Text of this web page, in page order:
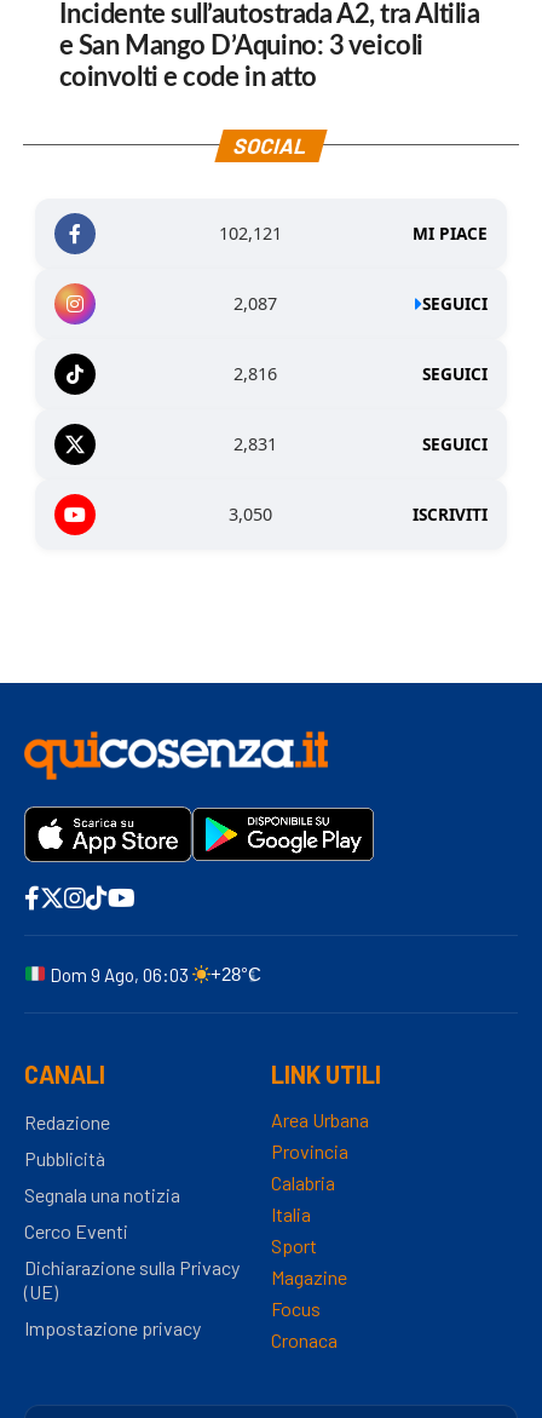
Incidente sull’autostrada A2, tra Altilia
e San Mango D’Aquino: 3 veicoli
coinvolti e code in atto
SOCIAL
102,121 MI PIACE
2,087 SEGUICI
2,816 SEGUICI
2,831 SEGUICI
3,050 ISCRIVITI
Dom 9 Ago, 06:03 +28°C
CANALI
Redazione
Pubblicità
Segnala una notizia
Cerco Eventi
Dichiarazione sulla Privacy
(UE)
Impostazione privacy
LINK UTILI
Area Urbana
Provincia
Calabria
Italia
Sport
Magazine
Focus
Cronaca